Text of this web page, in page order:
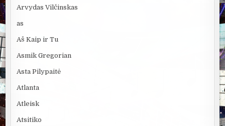
Arvydas Vilčinskas
as
Aš Kaip ir Tu
Asmik Gregorian
Asta Pilypaitė
Atlanta
Atleisk
Atsitiko